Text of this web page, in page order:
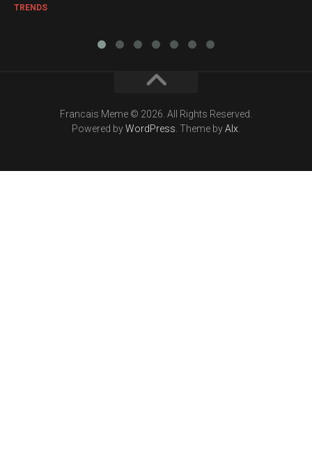
TRENDS
Francais Meme © 2026. All Rights Reserved.
Powered byWordPress . Theme byAlx